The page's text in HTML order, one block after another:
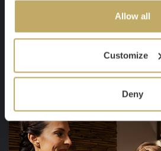
Allow all
Customize
Deny